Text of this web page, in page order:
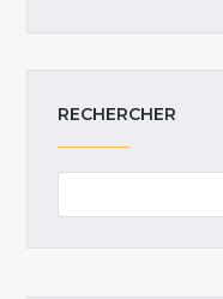
RECHERCHER